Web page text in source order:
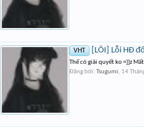
VHT [LỖI] Lỗi HĐ
Thế có giải quyết ko =]]z
Đăng bởi: Tsugumi, 14